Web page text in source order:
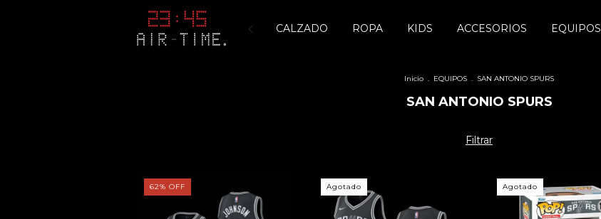
CALZADO ROPA KIDS ACCESORIOS EQUIPOS
Inicio . EQUIPOS . SAN ANTONIO SPURS
SAN ANTONIO SPURS
Filtrar
62% OFF Agotado Agotado